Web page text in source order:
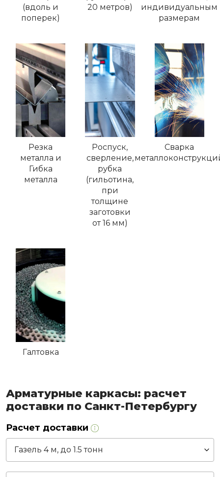
(вдоль и
поперек)
20 метров)
индивидуальным
размерам
Резка
металла и
Гибка
металла
Роспуск,
сверление,
рубка
(гильотина,
при
толщине
заготовки
от 16 мм)
Сварка
Галтовка
Арматурные каркасы: расчет
доставки по Санкт-Петербургу
Расчет доставки